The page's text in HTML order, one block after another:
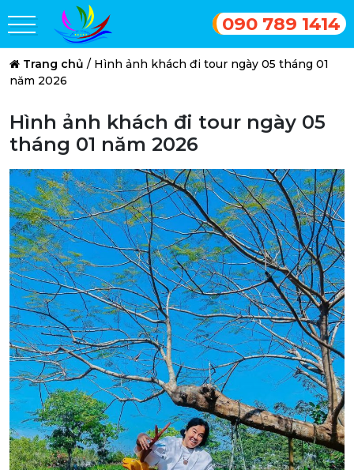
090 789 1414
Trang chủ / Hình ảnh khách đi tour ngày 05 tháng 01
năm 2026
Hình ảnh khách đi tour ngày 05
tháng 01 năm 2026